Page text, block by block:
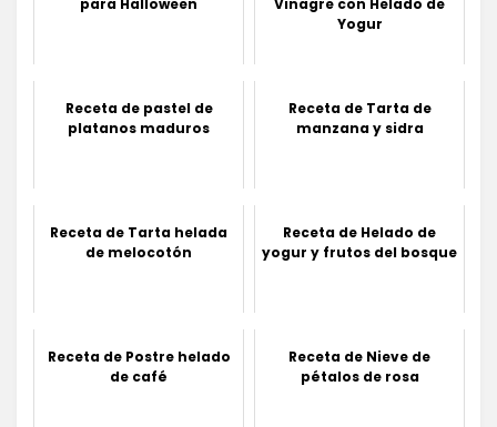
para Halloween
Vinagre con Helado de
Yogur
Receta de pastel de
platanos maduros
Receta de Tarta de
manzana y sidra
Receta de Tarta helada
de melocotón
Receta de Helado de
yogur y frutos del bosque
Receta de Postre helado
de café
Receta de Nieve de
pétalos de rosa